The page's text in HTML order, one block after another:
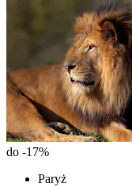
do -17%
Paryż